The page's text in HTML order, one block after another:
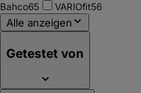
Bahco65 VARIOfit56
Alle anzeigen
Getestet von